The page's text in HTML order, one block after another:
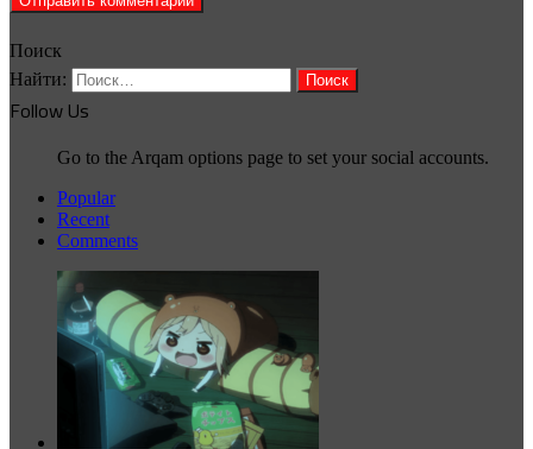
Поиск
Найти:
Follow Us
Go to the Arqam options page to set your social accounts.
Popular
Recent
Comments